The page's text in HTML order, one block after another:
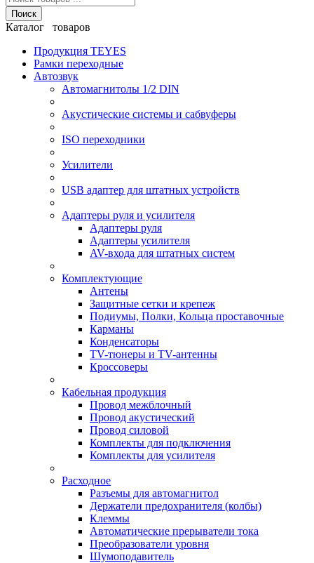
Поиск
Каталог товаров
Продукция TEYES
Рамки переходные
Автозвук
Автомагнитолы 1/2 DIN
Акустические системы и сабвуферы
ISO переходники
Усилители
USB адаптер для штатных устройств
Адаптеры руля и усилителя
Адаптеры руля
Адаптеры усилителя
AV-входа для штатных систем
Комплектующие
Антены
Защитные сетки и крепеж
Подиумы, Полки, Кольца проставочные
Карманы
Конденсаторы
TV-тюнеры и TV-антенны
Кроссоверы
Кабельная продукция
Провод межблочный
Провод акустический
Провод силовой
Комплекты для подключения
Комплекты для усилителя
Расходное
Разъемы для автомагнитол
Держатели предохранителя (колбы)
Клеммы
Автоматические прерыватели тока
Преобразователи уровня
Шумоподавитель